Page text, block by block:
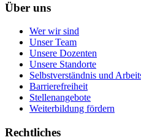
Über uns
Wer wir sind
Unser Team
Unsere Dozenten
Unsere Standorte
Selbstverständnis und
Barrierefreiheit
Stellenangebote
Weiterbildung fördern
Rechtliches